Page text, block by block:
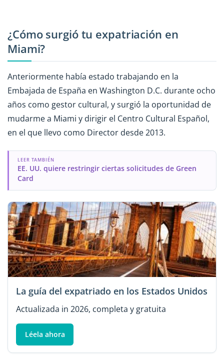
¿Cómo surgió tu expatriación en
Miami?
Anteriormente había estado trabajando en la
Embajada de España en Washington D.C. durante ocho
años como gestor cultural, y surgió la oportunidad de
mudarme a Miami y dirigir el Centro Cultural Español,
en el que llevo como Director desde 2013.
LEER TAMBIÉN
EE. UU. quiere restringir ciertas solicitudes de Green
Card
La guía del expatriado en los Estados Unidos
Actualizada in 2026, completa y gratuita
Léela ahora